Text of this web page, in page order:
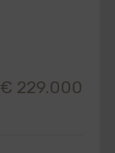
€ 229.000